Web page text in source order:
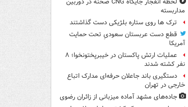
لحظه انفجار جایگاه CNG صحنه در دوربین
مداربسته
ترک ها روی ستاره بلژیکی دست گذاشتند
قطع دست عربستان سعودیِ تحت حمایت
آمریکا
عملیات ارتش پاکستان در خیبرپختونخوا؛ ۸
نفر کشته شدند
دستگیری باند جاعلان حرفه‌ای مدارک اتباع
خارجی در تهران
جاده‌های مشهد آماده میزبانی از زائران رضوی